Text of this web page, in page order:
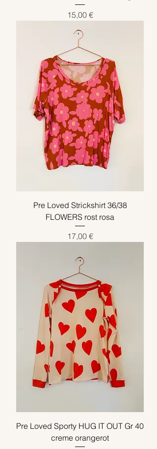
Preis
15,00 €
Pre Loved Strickshirt 36/38
FLOWERS rost rosa
Preis
17,00 €
Pre Loved Sporty HUG IT OUT Gr 40
creme orangerot